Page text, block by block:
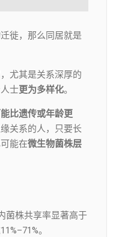
徙，那么同居就是
尤其是关系深厚的
士更为多样化。
比遗传或年龄更
关系的人，只要长
能在微生物菌株层
菌株共享率显著高于
。